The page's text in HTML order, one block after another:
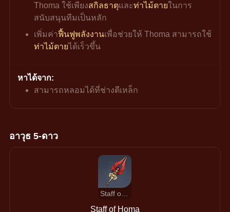
Thoma ใช้เพียงสกิลธาตุและท่าไม้ตายในการ
สนับสนุนทีมเป็นหลัก
เพิ่มค่าฟื้นฟูพลังงานเพื่อช่วยให้ Thoma สามารถใช้
ท่าไม้ตายได้เร็วขึ้น
หาได้จาก:
สามารถหลอมได้ที่ช่างตีเหล็ก
อาวุธ 5-ดาว
Staff of Homa
Staff of Homa